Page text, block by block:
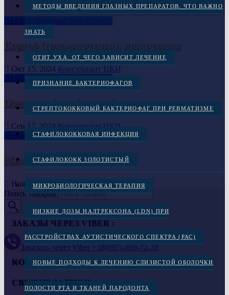
МЕТОДЫ ВВЕДЕНИЯ ГЛАЗНЫХ ПРЕПАРАТОВ. ЧТО ВАЖНО
ЗНАТЬ
ОТИТ УХА. ОТ ЧЕГО ЗАВИСИТ ЛЕЧЕНИЕ
ПРИЗНАНИЕ БАКТЕРИОФАГОВ
СТРЕПТОКОККОВЫЙ БАКТЕРИОФАГ ПРИ РЕВМАТИЗМЕ
СТАФИЛОКОККОВАЯ ИНФЕКЦИЯ
СТАФИЛОКОКК ЗОЛОТИСТЫЙ
МИКРОБИОЛОГИЧЕСКАЯ ТЕРАПИЯ
НИЗКИЕ ДОЗЫ НАЛТРЕКСОНА (LDN) ПРИ
РАССТРОЙСТВАХ АУТИСТИЧЕСКОГО СПЕКТРА (РАС)
НОВЫЕ ПОДХОДЫ К ЛЕЧЕНИЮ СЛИЗИСТОЙ ОБОЛОЧКИ
ПОЛОСТИ РТА И ТКАНЕЙ ПАРОДОНТА
Кортеф (гидрокортизон), инструкция
Окт 15, 2024 Консультант ЦКИ
Оземпик, 1 мг, 4 дозы, 1 ручка
Сен 17, 2024 Консультант ЦКИ
Лекарственные препараты
Мидзо, капли 60 мг
Ноя 21, 2023Консультант ЦКИ
Поиск товаров
ЗАКАЗЫ ЧЕРЕЗ VIBER :
Заказать через Viber +38(097)-869-72-38
КОРЗИНА
СВЕЖИЕ ЗАПИСИ